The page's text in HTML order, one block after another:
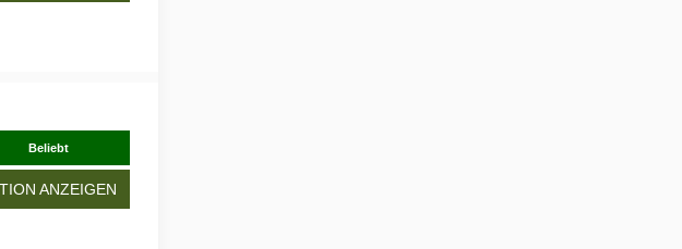
Beliebt
ANZEIGEN